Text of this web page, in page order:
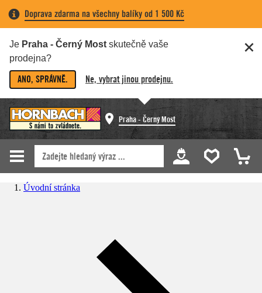
Doprava zdarma na všechny balíky od 1 500 Kč
Je Praha - Černý Most skutečně vaše
prodejna?
ANO, SPRÁVNĚ. Ne, vybrat jinou prodejnu.
Praha - Černý Most
Úvodní stránka